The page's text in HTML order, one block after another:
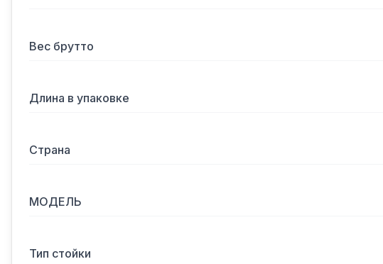
Вес брутто
Длина в упаковке
Страна
МОДЕЛЬ
Тип стойки